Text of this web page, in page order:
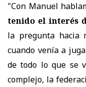
"Con Manuel
tenido el interés
la pregunta hacia
cuando venía a
de todo lo que se
complejo, la